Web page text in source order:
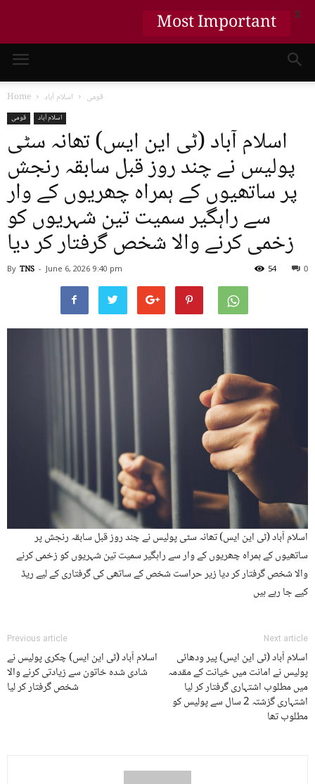
Home قومی اسلام آباد
قومی اسلام آباد
اسلام آباد (ٹی این ایس) تھانہ سٹی
پولیس نے چند روز قبل سابقہ رنجش
پر ساتھیوں کے ہمراہ چھریوں کے وار
سے راہگیر سمیت تین شہریوں کو
زخمی کرنے والا شخص گرفتار کر دیا
By TNS - June 6, 2026 9:40 pm 0
54
اسلام آباد (ٹی این ایس) تھانہ سٹی پولیس نے چند روز قبل سابقہ رنجش پر
ساتھیوں کے ہمراہ چھریوں کے وار سے راہگیر سمیت تین شہریوں کو زخمی کرنے
والا شخص گرفتار کر دیا زیر حراست شخص کے ساتھی کی گرفتاری کے لیے ریڈ
کیے جا رہے ہیں
Previous article
اسلام آباد (ٹی این ایس) چکری پولیس نے
شادی شدہ خاتون سے زیادتی کرنے والا
شخص گرفتار کر لیا
Next article
اسلام آباد (ٹی این ایس) پیر ودھائی
پولیس نے امانت میں خیانت کے مقدمہ
میں مطلوب اشتہاری گرفتار کر لیا
اشتہاری گزشتہ 2 سال سے پولیس کو
مطلوب تھا
Most Important X